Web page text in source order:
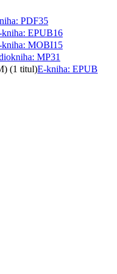
PDF35
kniha: EPUB16
kniha: MOBI15
MP31
(1 titul)E-kniha: EPUB